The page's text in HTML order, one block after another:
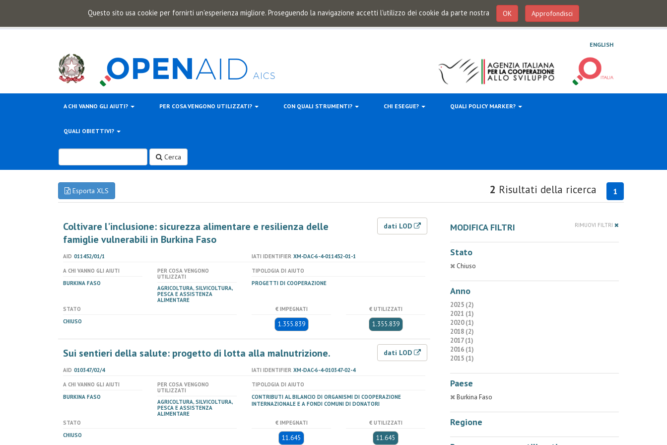
Questo sito usa cookie per fornirti un'esperienza migliore. Proseguendo la navigazione accetti l'utilizzo dei cookie da parte nostra OK Approfondisci
ENGLISH
A CHI VANNO GLI AIUTI? PER COSA VENGONO UTILIZZATI? CON QUALI STRUMENTI? CHI ESEGUE? QUALI POLICY MARKER?
QUALI OBIETTIVI?
Cerca
Esporta XLS 1
2 Risultati della ricerca
Coltivare l'inclusione: sicurezza alimentare e resilienza delle
famiglie vulnerabili in Burkina Faso
dati LOD
AID 011452/01/1 IATI IDENTIFIER XM-DAC-6-4-011452-01-1
A CHI VANNO GLI AIUTI
BURKINA FASO
PER COSA VENGONO
UTILIZZATI
AGRICOLTURA, SILVICOLTURA,
PESCA E ASSISTENZA
ALIMENTARE
TIPOLOGIA DI AIUTO
PROGETTI DI COOPERAZIONE
STATO
CHIUSO
€ IMPEGNATI
1.355.839
€ UTILIZZATI
1.355.839
Sui sentieri della salute: progetto di lotta alla malnutrizione. dati LOD
AID 010347/02/4 IATI IDENTIFIER XM-DAC-6-4-010347-02-4
A CHI VANNO GLI AIUTI
BURKINA FASO
PER COSA VENGONO
UTILIZZATI
AGRICOLTURA, SILVICOLTURA,
PESCA E ASSISTENZA
ALIMENTARE
TIPOLOGIA DI AIUTO
CONTRIBUTI AL BILANCIO DI ORGANISMI DI COOPERAZIONE
INTERNAZIONALE E A FONDI COMUNI DI DONATORI
STATO
CHIUSO
€ IMPEGNATI
11.645
€ UTILIZZATI
11.645
MODIFICA FILTRI RIMUOVI FILTRI
Stato
Chiuso
Anno
2025 (2)
2021 (1)
2020 (1)
2018 (2)
2017 (1)
2016 (1)
2015 (1)
Paese
Burkina Faso
Regione